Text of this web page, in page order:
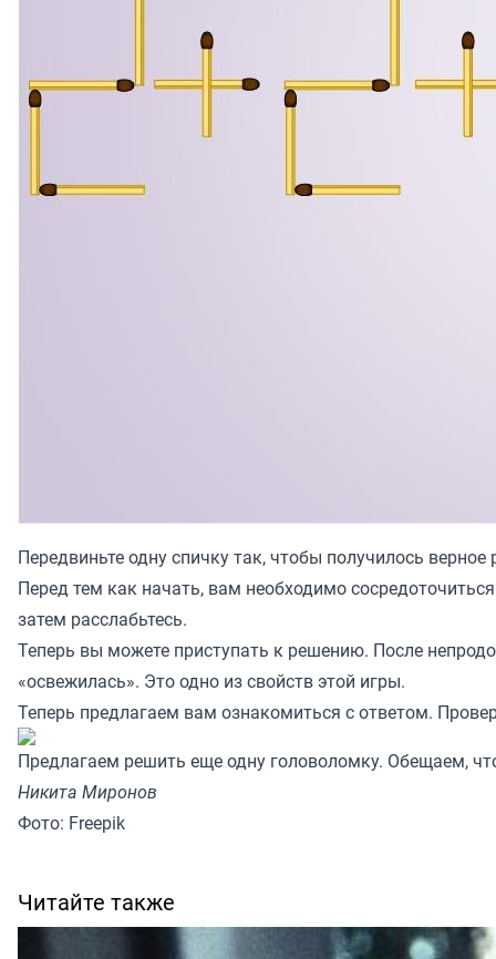
Передвиньте одну спичку так, чтобы получилось
Перед тем как начать, вам необходимо
затем расслабьтесь.
Теперь вы можете приступать к решению. После
«освежилась». Это одно из свойств этой игры.
Теперь предлагаем вам ознакомиться с ответом.
Предлагаем решить еще одну головоломку. Обещаем,
Никита Миронов
Фото: Freepik
Читайте также